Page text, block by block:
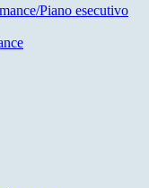
Piano esecutivo